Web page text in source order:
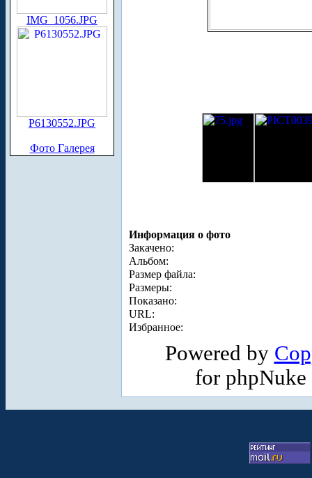
IMG_1056.JPG
P6130552.JPG
Фото Галерея
Информация о фото
Закачено:
Альбом:
Размер файла:
Размеры:
Показано:
URL:
Избранное:
Powered by
for